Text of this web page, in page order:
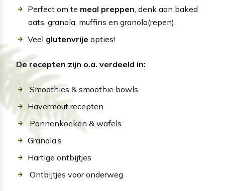
Perfect om te meal preppen, denk aan baked
oats, granola, muffins en granola(repen).
Veel glutenvrije opties!
De recepten zijn o.a. verdeeld in:
Smoothies & smoothie bowls
Havermout recepten
Pannenkoeken & wafels
Granola’s
Hartige ontbijtjes
Ontbijtjes voor onderweg